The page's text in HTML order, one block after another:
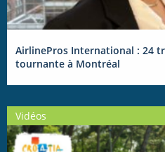
AirlinePros International : 24
tournante à Montréal
Vidéos